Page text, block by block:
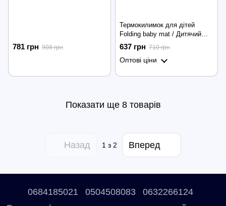
781 грн 908 грн
Термокилимок для дітей
Folding baby mat / Дитячий
розвиваючий ігровий килимок
розкладний 200*180 см
(Ростомір)
637 грн 710 грн
Оптові ціни
Показати ще 8 товарів
Назад 1з 2 Вперед
0684185021 0504508083
0632266124